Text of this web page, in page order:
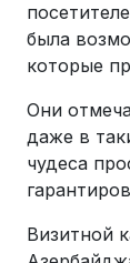
была
которые
Они
даже в
чудеса
Визитной